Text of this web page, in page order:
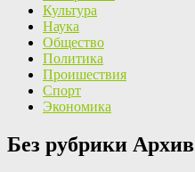
Культура
Наука
Общество
Политика
Проишествия
Спорт
Экономика
Без рубрики Архив